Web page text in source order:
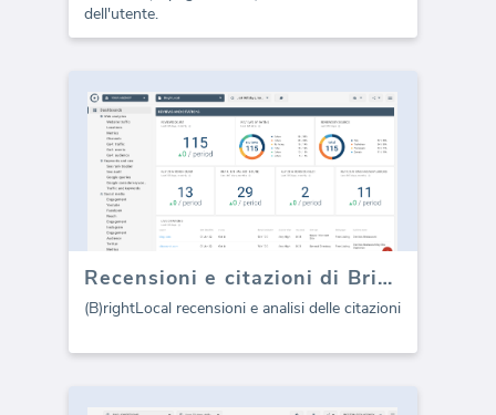
dell'utente.
Recensioni e citazioni di BrightLocal (Report)
(B)rightLocal recensioni e analisi delle citazioni